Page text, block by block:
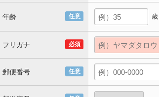
任意
年齢 歳
必須
フリガナ
任意
郵便番号